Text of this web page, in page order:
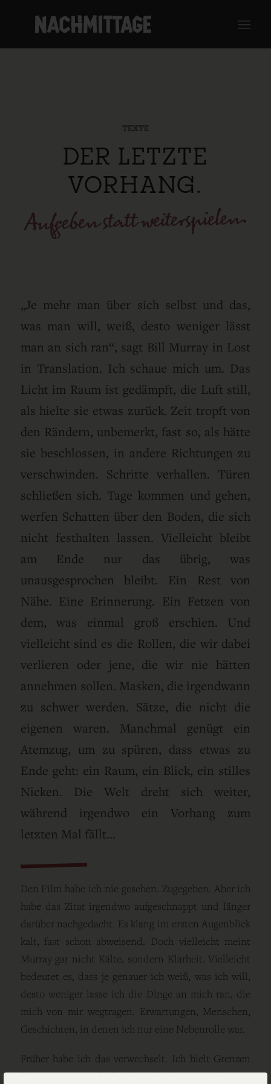
TEXTE
DER LETZTE
VORHANG.
Aufgeben statt weiterspielen.
„Je mehr man über sich selbst und das,
was man will, weiß, desto weniger lässt
man an sich ran“, sagt Bill Murray in Lost
in Translation. Ich schaue mich um. Das
Licht im Raum ist gedämpft, die Luft still,
als hielte sie etwas zurück. Zeit tropft von
den Rändern, unbemerkt, fast so, als hätte
sie beschlossen, in andere Richtungen zu
verschwinden. Schritte verhallen. Türen
schließen sich. Tage kommen und gehen,
werfen Schatten über den Boden, die sich
nicht festhalten lassen. Vielleicht bleibt
am Ende nur das übrig, was
unausgesprochen bleibt. Ein Rest von
Nähe. Eine Erinnerung. Ein Fetzen von
dem, was einmal groß erschien. Und
vielleicht sind es die Rollen, die wir dabei
verlieren oder jene, die wir nie hätten
annehmen sollen. Masken, die irgendwann
zu schwer werden. Sätze, die nicht die
eigenen waren. Manchmal genügt ein
Atemzug, um zu spüren, dass etwas zu
Ende geht: ein Raum, ein Blick, ein stilles
Nicken. Die Welt dreht sich weiter,
während irgendwo ein Vorhang zum
letzten Mal fällt…
Den Film habe ich nie gesehen. Zugegeben. Aber ich
habe das Zitat irgendwo aufgeschnappt und länger
darüber nachgedacht. Es klang im ersten Augenblick
kalt, fast schon abweisend. Doch vielleicht meint
Murray gar nicht Kälte, sondern Klarheit. Vielleicht
bedeutet es, dass je genauer ich weiß, was ich will,
desto weniger lasse ich die Dinge an mich ran, die
mich von mir wegtragen. Erwartungen, Menschen,
Geschichten, in denen ich nur eine Nebenrolle war.
Früher habe ich das verwechselt. Ich hielt Grenzen
für Härte. Heute denke ich viel mehr, es sind Türen,